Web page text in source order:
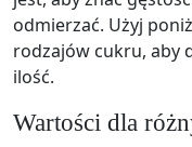
odmierzać. Użyj
rodzajów cukru, aby
ilość.
Wartości dla